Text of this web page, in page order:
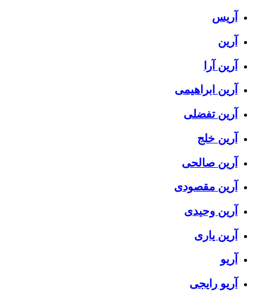
آریس
آرین
آرین آرا
آرین ابراهیمی
آرین تفضلی
آرین خلج
آرین صالحی
آرین مقصودی
آرین وحیدی
آرین یاری
آریو
آریو رایجی